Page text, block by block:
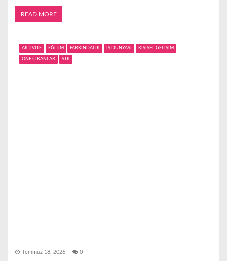
READ MORE
AKTİVİTE EĞİTİM FARKINDALIK İŞ DÜNYASI KİŞİSEL GELİŞİM
ÖNE ÇIKANLAR STK
Temmuz 18, 2026 0